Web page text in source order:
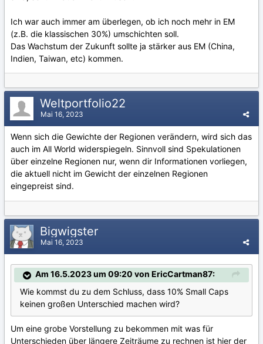
Ich war auch immer am überlegen, ob ich noch mehr in EM
(z.B. die klassischen 30%) umschichten soll.
Das Wachstum der Zukunft sollte ja stärker aus EM (China,
Indien, Taiwan, etc) kommen.
Weltportfolio22
Mai 16, 2023
Wenn sich die Gewichte der Regionen verändern, wird sich das
auch im All World widerspiegeln. Sinnvoll sind Spekulationen
über einzelne Regionen nur, wenn dir Informationen vorliegen,
die aktuell nicht im Gewicht der einzelnen Regionen
eingepreist sind.
Bigwigster
Mai 16, 2023
Am 16.5.2023 um 09:20 von EricCartman87:
Wie kommst du zu dem Schluss, dass 10% Small Caps
keinen großen Unterschied machen wird?
Um eine grobe Vorstellung zu bekommen mit was für
Unterschieden über längere Zeiträume zu rechnen ist hier der